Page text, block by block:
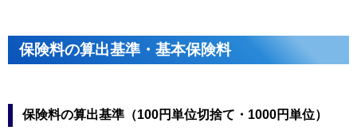
保険料の算出基準・基本保険料
保険料の算出基準（100円単位切捨て・1000円単位）